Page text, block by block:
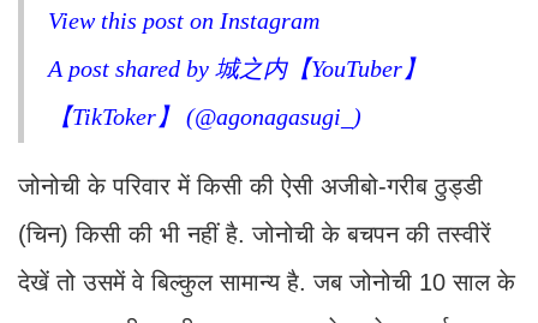
View this post on Instagram
A post shared by 城之内【YouTuber】
【TikToker】 (@agonagasugi_)
जोनोची के परिवार में किसी की ऐसी अजीबो-गरीब ठुड्डी
(चिन) किसी की भी नहीं है. जोनोची के बचपन की तस्वीरें
देखें तो उसमें वे बिल्कुल सामान्य है. जब जोनोची 10 साल के